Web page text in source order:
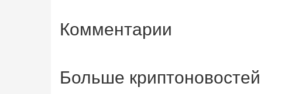
Комментарии
Больше криптоновостей